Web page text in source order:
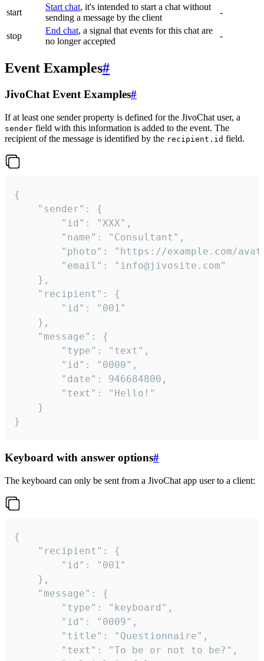
start
Start chat, it's intended to start a chat without
sending a message by the client
-
stop
End chat, a signal that events for this chat are
no longer accepted
-
Event Examples#
JivoChat Event Examples#
If at least one sender property is defined for the JivoChat user, a
sender field with this information is added to the event. The
recipient of the message is identified by the recipient.id field.
{
}
Keyboard with answer options#
The keyboard can only be sent from a JivoChat app user to a client:
{